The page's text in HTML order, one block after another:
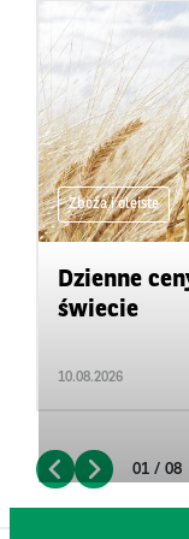
Zboża i oleiste
Dzienne
świecie
10.08.2026
01 / 08